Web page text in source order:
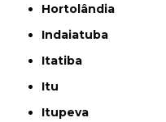
Hortolândia
Indaiatuba
Itatiba
Itu
Itupeva